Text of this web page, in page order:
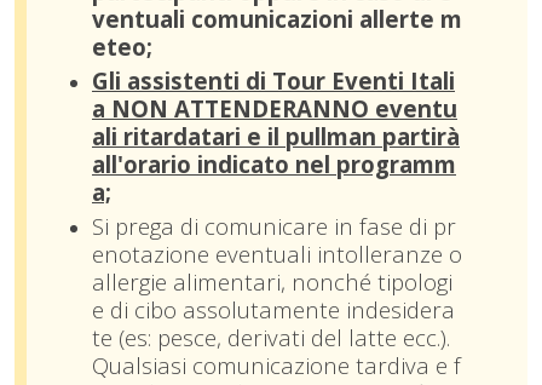
ventuali comunicazioni allerte m
eteo;
Gli assistenti di Tour Eventi Itali
a NON ATTENDERANNO eventu
ali ritardatari e il pullman partirà
all'orario indicato nel programm
a;
Si prega di comunicare in fase di pr
enotazione eventuali intolleranze o
allergie alimentari, nonché tipologi
e di cibo assolutamente indesidera
te (es: pesce, derivati del latte ecc.).
Qualsiasi comunicazione tardiva e f